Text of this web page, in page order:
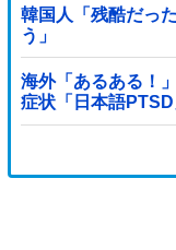
韓国人「残酷だっ
う」
海外「あるある！
症状「日本語